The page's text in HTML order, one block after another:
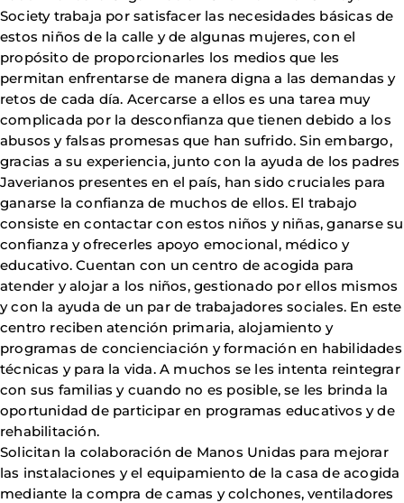
Society trabaja por satisfacer las necesidades básicas de
estos niños de la calle y de algunas mujeres, con el
propósito de proporcionarles los medios que les
permitan enfrentarse de manera digna a las demandas y
retos de cada día. Acercarse a ellos es una tarea muy
complicada por la desconfianza que tienen debido a los
abusos y falsas promesas que han sufrido. Sin embargo,
gracias a su experiencia, junto con la ayuda de los padres
Javerianos presentes en el país, han sido cruciales para
ganarse la confianza de muchos de ellos. El trabajo
consiste en contactar con estos niños y niñas, ganarse su
confianza y ofrecerles apoyo emocional, médico y
educativo. Cuentan con un centro de acogida para
atender y alojar a los niños, gestionado por ellos mismos
y con la ayuda de un par de trabajadores sociales. En este
centro reciben atención primaria, alojamiento y
programas de concienciación y formación en habilidades
técnicas y para la vida. A muchos se les intenta reintegrar
con sus familias y cuando no es posible, se les brinda la
oportunidad de participar en programas educativos y de
rehabilitación.
Solicitan la colaboración de Manos Unidas para mejorar
las instalaciones y el equipamiento de la casa de acogida
mediante la compra de camas y colchones, ventiladores